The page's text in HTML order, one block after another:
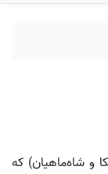
و شاه‌ماهیان) که